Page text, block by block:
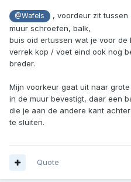
@Wafels
, voordeur zit tussen
muur schroefen, balk,
buis oid ertussen wat je voor
verrek kop / voet eind ook nog
breder.
Mijn voorkeur gaat uit naar
in de muur bevestigt, daar een
die je aan de andere kant
te sluiten.
Quote